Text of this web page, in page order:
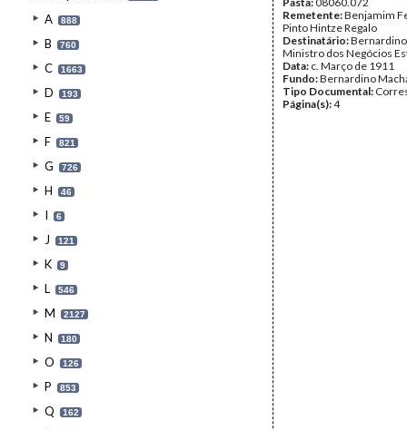
A 888
B 760
C 1663
D 193
E 59
F 821
G 726
H 46
I 6
J 121
K 9
L 546
M 2127
N 180
O 126
P 853
Q 162
Remetente:Benjamim
Pinto Hintze Regalo
Destinatário:
Ministro dos Negócios
Data: c. Março de 1911
Fundo:Bernardino
Tipo Documental:
Página(s):4